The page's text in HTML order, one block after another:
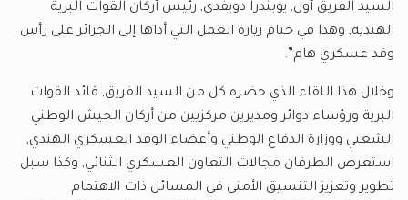
السيد الفريق أول, يوبندرا دويفدي, رئيس أركان القوات البرية
الهندية, وهذا في ختام زيارة العمل التي أداها إلى الجزائر على رأس
وفد عسكري هام”.
وخلال هذا اللقاء الذي حضره كل من السيد الفريق, قائد القوات
البرية ورؤساء دوائر ومديرين مركزيين من أركان الجيش الوطني
الشعبي ووزارة الدفاع الوطني وأعضاء الوفد العسكري الهندي,
استعرض الطرفان مجالات التعاون العسكري الثنائي, وكذا سبل
تطوير وتعزيز التنسيق الأمني في المسائل ذات الاهتمام